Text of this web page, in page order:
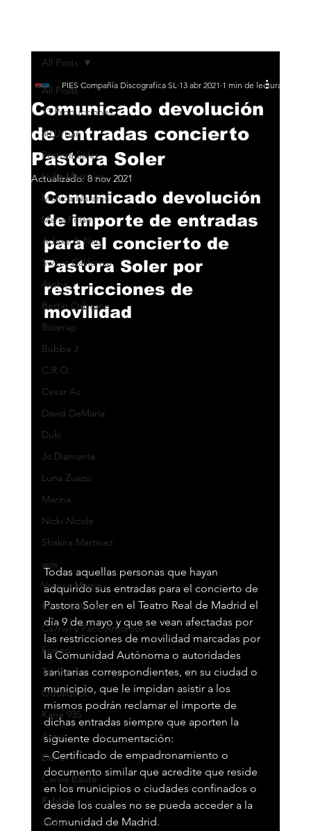
All Posts
33 Producciones
40 Urban
Pastora Soler
India Martínez
Monica Naranjo
María Peláe
Adexe & Nau
Sweet California
Aysha
Bertín Osborne
Bizarrap
Bubba J
C.R.O.
Cesar Ac
David DeMaría
Duki
Jc Diamante
Luna Zuazu
Marina
Nicki Nicole
Shakira Martínez
wos
Vanesa Martín
Pieles Sebastian
Ca7riel y Paco Amoroso
Fuego
Taichu
Oddliquor
Kane 935
Acru
DePol
Carlos Baute
Robleis
Jedet
All Posts
Comunicado devolución
de entradas concierto
Pastora Soler
PIES Compañía Discografica SL 13 abr 2021 1 min de lectura
Actualizado:8 nov 2021
Comunicado devolución
de importe de entradas
para el concierto de
Pastora Soler por
restricciones de
movilidad
Todas aquellas personas que hayan
adquirido sus entradas para el concierto de
Pastora Soler en el Teatro Real de Madrid el
día 9 de mayo y que se vean afectadas por
las restricciones de movilidad marcadas por
la Comunidad Autónoma o autoridades
sanitarias correspondientes, en su ciudad o
municipio, que le impidan asistir a los
mismos podrán reclamar el importe de
dichas entradas siempre que aporten la
siguiente documentación:
– Certificado de empadronamiento o
documento similar que acredite que reside
en los municipios o ciudades confinados o
desde los cuales no se pueda acceder a la
Comunidad de Madrid.